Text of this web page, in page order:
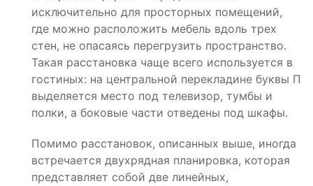
исключительно для просторных помещений,
где можно расположить мебель вдоль трех
стен, не опасаясь перегрузить пространство.
Такая расстановка чаще всего используется в
гостиных: на центральной перекладине буквы П
выделяется место под телевизор, тумбы и
полки, а боковые части отведены под шкафы.
Помимо расстановок, описанных выше, иногда
встречается двухрядная планировка, которая
представляет собой две линейных,